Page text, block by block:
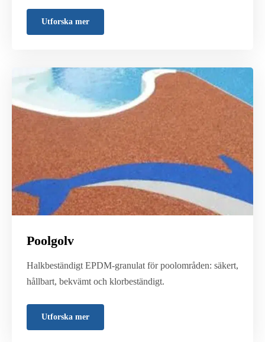
Utforska mer
Poolgolv
Halkbeständigt EPDM-granulat för poolområden: säkert,
hållbart, bekvämt och klorbeständigt.
Utforska mer